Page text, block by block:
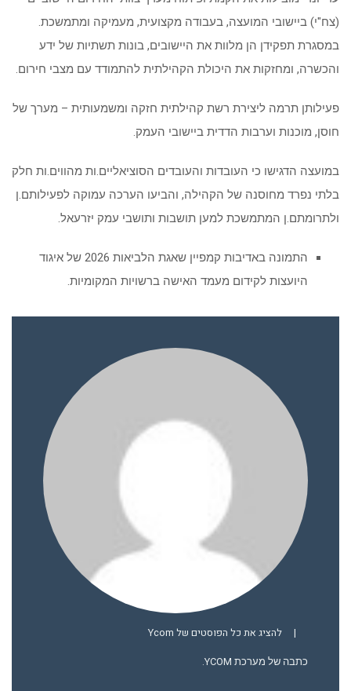
(צח"י) ביישובי המועצה, בעבודה מקצועית, מעמיקה ומתמשכת.
במסגרת תפקידן הן מלוות את היישובים, בונות תשתיות של ידע
והכשרה, ומחזקות את היכולת הקהילתית להתמודד עם מצבי חירום.
פעילותן תרמה ליצירת רשת קהילתית חזקה ומשמעותית – מערך של
חוסן, מוכנות וערבות הדדית ביישובי העמק.
במועצה הדגישו כי העובדות והעובדים הסוציאליים.ות מהווים.ות חלק
בלתי נפרד מחוסנה של הקהילה, והביעו הערכה עמוקה לפעילותם.ן
ולתרומתם.ן המתמשכת למען תושבות ותושבי עמק יזרעאל.
התמונה באדיבות קמפיין שאגת הלביאות 2026 של איגוד
היועצות לקידום מעמד האישה ברשויות המקומיות.
| להציג את כל הפוסטים של Ycom
כתבה של מערכת YCOM.